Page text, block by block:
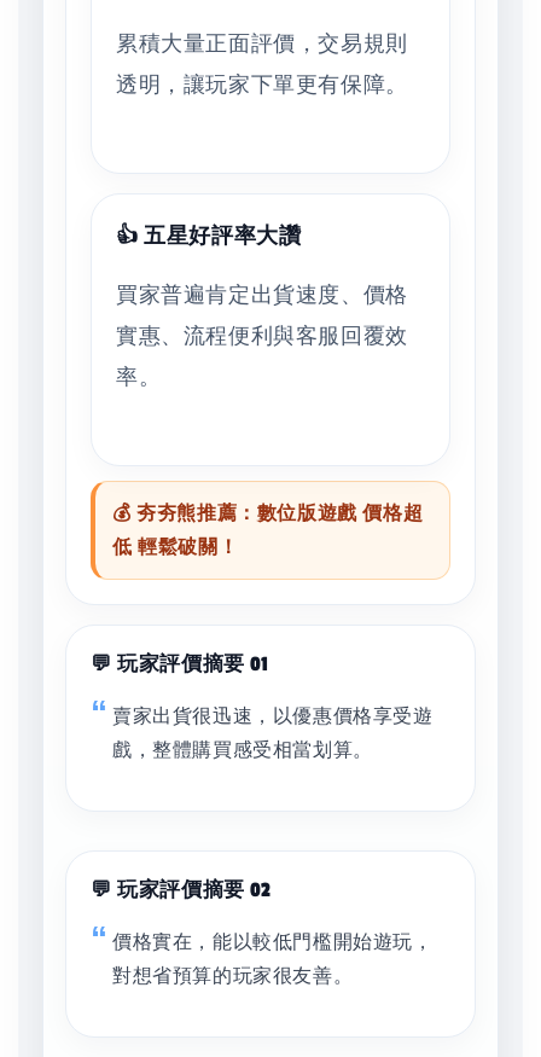
累積大量正面評價，交易規則
透明，讓玩家下單更有保障。
👍 五星好評率大讚
買家普遍肯定出貨速度、價格
實惠、流程便利與客服回覆效
率。
💰 夯夯熊推薦：數位版遊戲 價格超
低 輕鬆破關！
💬 玩家評價摘要 01
賣家出貨很迅速，以優惠價格享受遊
戲，整體購買感受相當划算。
💬 玩家評價摘要 02
價格實在，能以較低門檻開始遊玩，
對想省預算的玩家很友善。